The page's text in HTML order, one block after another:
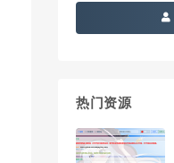
热门资源